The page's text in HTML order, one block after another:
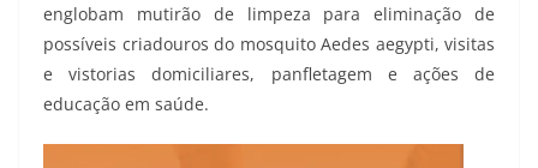
englobam mutirão de limpeza para eliminação de
possíveis criadouros do mosquito Aedes aegypti, visitas
e vistorias domiciliares, panfletagem e ações de
educação em saúde.